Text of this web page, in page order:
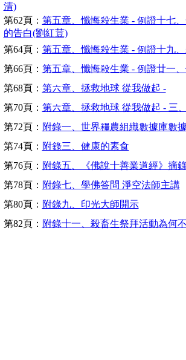
清)
第62頁： 第五章、懺悔殺生業 - 例證十七
的告白(劉紅荳)
第64頁： 第五章、懺悔殺生業 - 例證十九
第66頁： 第五章、懺悔殺生業 - 例證廿一
第68頁： 第六章、拯救地球 從我做起 -
第70頁： 第六章、拯救地球 從我做起 - 三
第72頁： 附錄一、世界糧農組織數據庫數
第74頁： 附錄三、健康的素食
第76頁： 附錄五、《佛說十善業道經》摘
第78頁： 附錄七、學佛答問 淨空法師主講
第80頁： 附錄九、印光大師開示
第82頁： 附錄十一、殺畜生祭拜活動為何